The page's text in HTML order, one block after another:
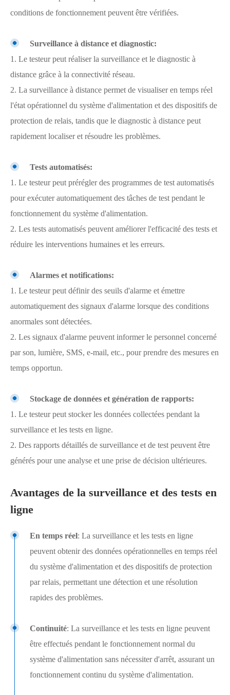
conditions de fonctionnement peuvent être vérifiées.
Surveillance à distance et diagnostic:
1. Le testeur peut réaliser la surveillance et le diagnostic à
distance grâce à la connectivité réseau.
2. La surveillance à distance permet de visualiser en temps réel
l'état opérationnel du système d'alimentation et des dispositifs de
protection de relais, tandis que le diagnostic à distance peut
rapidement localiser et résoudre les problèmes.
Tests automatisés:
1. Le testeur peut prérégler des programmes de test automatisés
pour exécuter automatiquement des tâches de test pendant le
fonctionnement du système d'alimentation.
2. Les tests automatisés peuvent améliorer l'efficacité des tests et
réduire les interventions humaines et les erreurs.
Alarmes et notifications:
1. Le testeur peut définir des seuils d'alarme et émettre
automatiquement des signaux d'alarme lorsque des conditions
anormales sont détectées.
2. Les signaux d'alarme peuvent informer le personnel concerné
par son, lumière, SMS, e-mail, etc., pour prendre des mesures en
temps opportun.
Stockage de données et génération de rapports:
1. Le testeur peut stocker les données collectées pendant la
surveillance et les tests en ligne.
2. Des rapports détaillés de surveillance et de test peuvent être
générés pour une analyse et une prise de décision ultérieures.
Avantages de la surveillance et des tests en
ligne
En temps réel: La surveillance et les tests en ligne
peuvent obtenir des données opérationnelles en temps réel
du système d'alimentation et des dispositifs de protection
par relais, permettant une détection et une résolution
rapides des problèmes.
Continuité: La surveillance et les tests en ligne peuvent
être effectués pendant le fonctionnement normal du
système d'alimentation sans nécessiter d'arrêt, assurant un
fonctionnement continu du système d'alimentation.